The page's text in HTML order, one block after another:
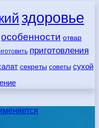
здоровье
особенности отвар
приготовления
секреты советы сухой